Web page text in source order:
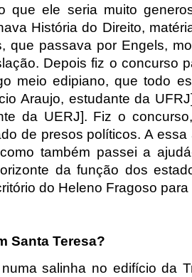
que ele seria muito
História do Direito,
que passava por Engels,
Depois fiz o concurso
meio edipiano, que todo
Araujo, estudante da
da UERJ]. Fiz o
de presos políticos. A
também passei a
da função dos
do Heleno Fragoso
Santa Teresa?
salinha no edifício da